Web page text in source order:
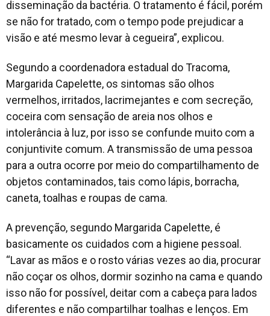
disseminação da bactéria. O tratamento é fácil, porém
se não for tratado, com o tempo pode prejudicar a
visão e até mesmo levar à cegueira”, explicou.
Segundo a coordenadora estadual do Tracoma,
Margarida Capelette, os sintomas são olhos
vermelhos, irritados, lacrimejantes e com secreção,
coceira com sensação de areia nos olhos e
intolerância à luz, por isso se confunde muito com a
conjuntivite comum. A transmissão de uma pessoa
para a outra ocorre por meio do compartilhamento de
objetos contaminados, tais como lápis, borracha,
caneta, toalhas e roupas de cama.
A prevenção, segundo Margarida Capelette, é
basicamente os cuidados com a higiene pessoal.
“Lavar as mãos e o rosto várias vezes ao dia, procurar
não coçar os olhos, dormir sozinho na cama e quando
isso não for possível, deitar com a cabeça para lados
diferentes e não compartilhar toalhas e lenços. Em